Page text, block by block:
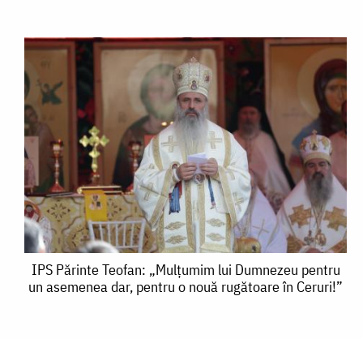
IPS
Părinte
IPS Părinte Teofan: „Mulțumim lui Dumnezeu pentru
un asemenea dar, pentru o nouă rugătoare în Ceruri!”